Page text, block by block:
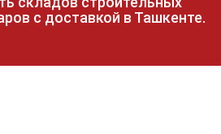
с доставкой в Ташкенте.